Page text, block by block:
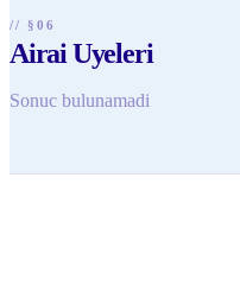
// §06
Airai Uyeleri
Sonuc bulunamadi